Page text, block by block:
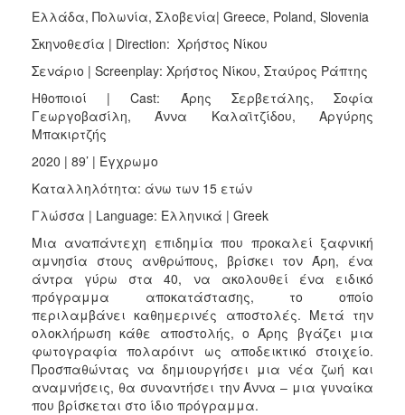
Ελλάδα, Πολωνία, Σλοβενία| Greece, Poland, Slovenia
Σκηνοθεσία | Direction: Χρήστος Νίκου
Σενάριο | Screenplay: Χρήστος Νίκου, Σταύρος Ράπτης
Ηθοποιοί | Cast: Άρης Σερβετάλης, Σοφία
Γεωργοβασίλη, Άννα Καλαϊτζίδου, Αργύρης
Μπακιρτζής
2020 | 89’ | Έγχρωμο
Καταλληλότητα: άνω των 15 ετών
Γλώσσα | Language: Ελληνικά | Greek
Μια αναπάντεχη επιδημία που προκαλεί ξαφνική
αμνησία στους ανθρώπους, βρίσκει τον Άρη, ένα
άντρα γύρω στα 40, να ακολουθεί ένα ειδικό
πρόγραμμα αποκατάστασης, το οποίο
περιλαμβάνει καθημερινές αποστολές. Μετά την
ολοκλήρωση κάθε αποστολής, ο Άρης βγάζει μια
φωτογραφία πολαρόιντ ως αποδεικτικό στοιχείο.
Προσπαθώντας να δημιουργήσει μια νέα ζωή και
αναμνήσεις, θα συναντήσει την Άννα – μια γυναίκα
που βρίσκεται στο ίδιο πρόγραμμα.